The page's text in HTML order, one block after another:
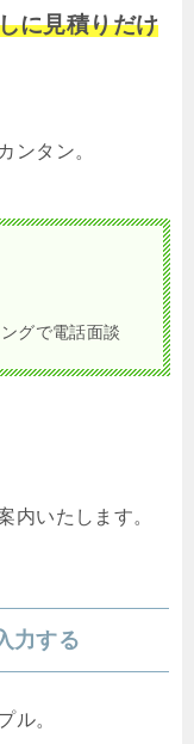
に見積りだけ
ンタン。
グで電話面談
内いたします。
力する
ル。